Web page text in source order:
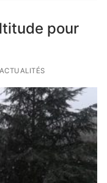
pour
ACTUALITÉS